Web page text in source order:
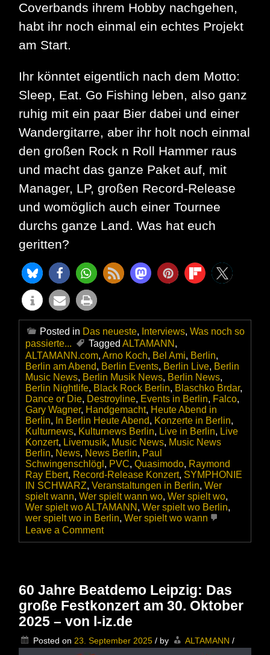
Coverbands ihrem Hobby nachgehen,
habt ihr noch einmal ein echtes Projekt
am Start.
Ihr könntet eigentlich nach dem Motto:
Sleep, Eat. Go Fishing leben, also ganz
ruhig mit ein paar Bier dabei und einer
Wandergitarre, aber ihr holt noch einmal
den großen Rock n Roll Hammer raus
und macht das ganze Paket auf, mit
Manager, LP, großen Record-Release
und womöglich auch einer Tournee
durchs ganze Land. Was hat euch
geritten?
Posted in Das neueste, Interviews, Was noch so
passierte...
Tagged ALTAMANN ,
ALTAMANN.com, Arno Koch, Bel Ami, Berlin,
Berlin am Abend, Berlin Events, Berlin Live, Berlin
Music News, Berlin Musik News, Berlin News,
Berlin Nightlife, Black Rock Berlin, Blaschko Brdar,
Dance or Die, Destroyline, Events in Berlin, Falco,
Gary Wagner, Handgemacht, Heute Abend in
Berlin, In Berlin Heute Abend, Konzerte in Berlin,
Kulturnews, Kulturnews Berlin, Live in Berlin, Live
Konzert, Livemusik, Music News, Music News
Berlin, News, News Berlin, Paul
Schwingenschlögl , PVC, Quasimodo, Raymond
Ray Ebert, Record-Release Konzert, SYMPHONIE
IN SCHWARZ, Veranstaltungen in Berlin, Wer
spielt wann, Wer spielt wann wo, Wer spielt wo,
Wer spielt wo ALTAMANN , Wer spielt wo Berlin,
wer spielt wo in Berlin, Wer spielt wo wann
Leave a Commenton
BLACK
Die
Rückkehr
des
WALL
CITY
ROCK
***
60 Jahre Beatdemo Leipzig: Das
große Festkonzert am 30. Oktober
2025 – von l-iz.de
Posted on 23. September 2025 / by ALTAMANN /